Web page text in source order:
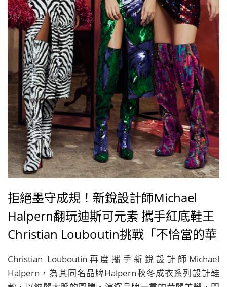
拒絕墨守成規！新銳設計師Michael
Halpern翻玩迪斯可元素 攜手紅底鞋王
Christian Louboutin挑戰「不恰當的華
麗」
Christian Louboutin再度攜手新銳設計師Michael
Halpern，為其同名品牌Halpern秋冬成衣系列設計鞋